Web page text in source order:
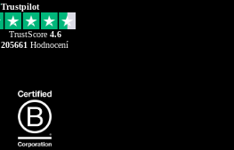
Trustpilot
TrustScore 4.6
205661 Hodnocení